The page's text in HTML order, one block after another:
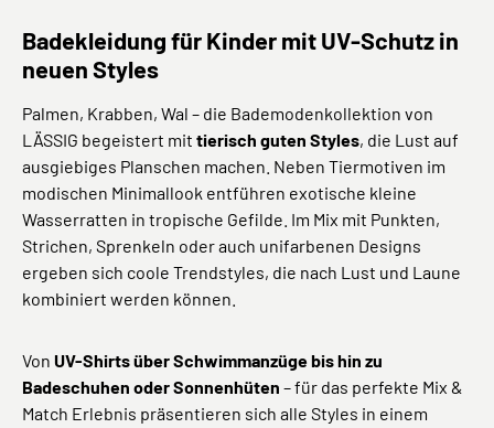
Badekleidung für Kinder mit UV-Schutz in
neuen Styles
Palmen, Krabben, Wal – die Bademodenkollektion von
LÄSSIG begeistert mit tierisch guten Styles, die Lust auf
ausgiebiges Planschen machen. Neben Tiermotiven im
modischen Minimallook entführen exotische kleine
Wasserratten in tropische Gefilde. Im Mix mit Punkten,
Strichen, Sprenkeln oder auch unifarbenen Designs
ergeben sich coole Trendstyles, die nach Lust und Laune
kombiniert werden können.
Von UV-Shirts über Schwimmanzüge bis hin zu
Badeschuhen oder Sonnenhüten – für das perfekte Mix &
Match Erlebnis präsentieren sich alle Styles in einem